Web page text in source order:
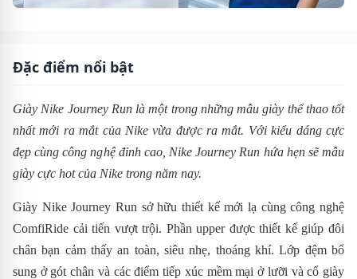
Đặc điểm nổi bật
Giày Nike Journey Run là một trong những mẫu giày thể thao tốt
nhất mới ra mắt của Nike vừa được ra mắt. Với kiểu dáng cực
đẹp cùng công nghệ đỉnh cao, NikeJourney Run hứa hẹn sẽ mẫu
giày cực hot của Nike trong năm nay.
Giày Nike Journey Run sở hữu thiết kế mới lạ cùng công nghệ
ComfiRide cải tiến vượt trội. Phầnupper được thiết kế giúp đôi
chân bạn cảm thấy an toàn, siêu nhẹ, thoáng khí.Lớp đệm bổ
sung ở gót chân và các điểm tiếp xúc mềm mại ở lưỡi và cổ giày